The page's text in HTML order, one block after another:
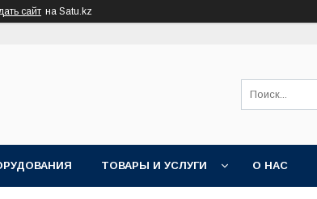
сайт на Satu.kz
ТОВАРЫ И УСЛУГИ О НАС